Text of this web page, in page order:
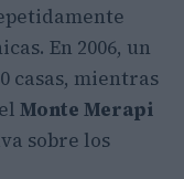
En 2006, un
casas, mientras
Monte Merapi
sobre los